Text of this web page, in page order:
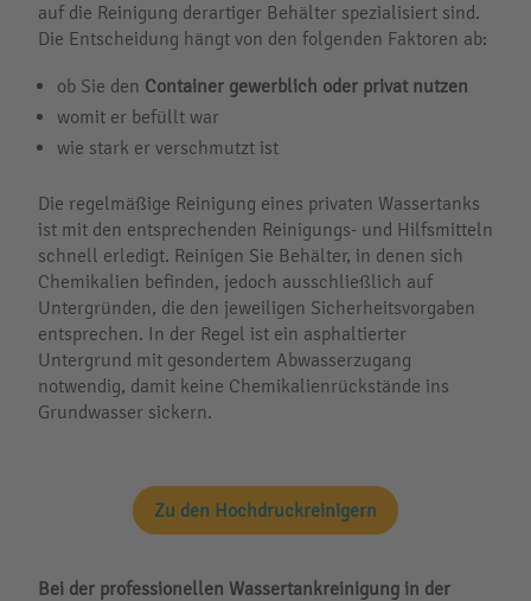
auf die Reinigung derartiger Behälter spezialisiert sind.
Die Entscheidung hängt von den folgenden Faktoren ab:
ob Sie den Container gewerblich oder privat nutzen
womit er befüllt war
wie stark er verschmutzt ist
Die regelmäßige Reinigung eines privaten Wassertanks
ist mit den entsprechenden Reinigungs- und Hilfsmitteln
schnell erledigt. Reinigen Sie Behälter, in denen sich
Chemikalien befinden, jedoch ausschließlich auf
Untergründen, die den jeweiligen Sicherheitsvorgaben
entsprechen. In der Regel ist ein asphaltierter
Untergrund mit gesondertem Abwasserzugang
notwendig, damit keine Chemikalienrückstände ins
Grundwasser sickern.
Zu den Hochdruckreinigern
Bei der professionellen Wassertankreinigung in der